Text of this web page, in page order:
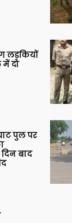
लड़कियों
दो
पुल पर
बाद